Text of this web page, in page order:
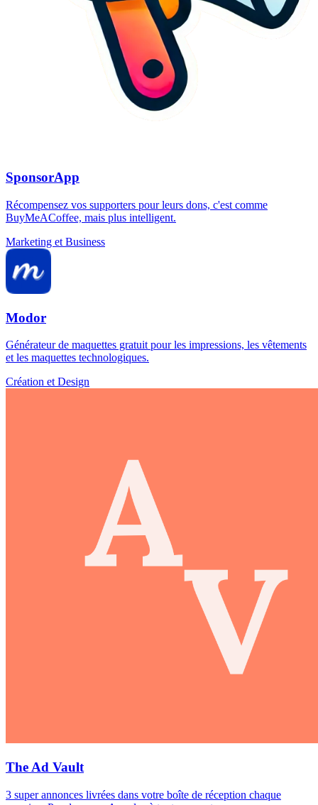
SponsorApp
Récompensez vos supporters pour leurs dons, c'est comme
BuyMeACoffee, mais plus intelligent.
Marketing et Business
Modor
Générateur de maquettes gratuit pour les impressions, les vêtements
et les maquettes technologiques.
Création et Design
The Ad Vault
3 super annonces livrées dans votre boîte de réception chaque